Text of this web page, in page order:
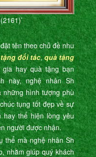
tên theo chủ đề nhu
đối tác,quà tặng
hay quà tặng bạn
này, nghệ nhân Sh
những hình tượng phù
tụng tốt đẹp về sự
hay thể hiện lòng yêu
người được nhận.
thể mà nghệ nhân Sh
nhằm giúp quý khách